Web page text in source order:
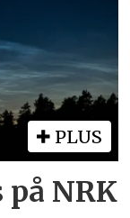
PLUS
NRK